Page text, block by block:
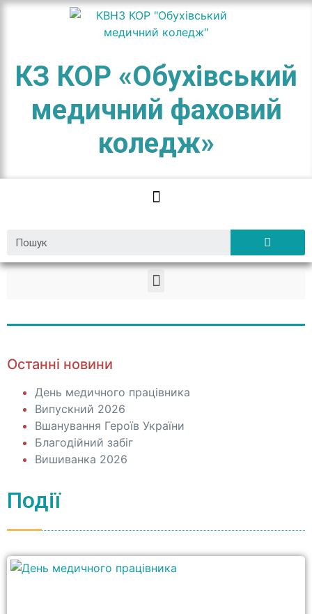
КЗ КОР «Обухівський
медичний фаховий
коледж»
Останні новини
День медичного працівника
Випускний 2026
Вшанування Героїв України
Благодійний забіг
Вишиванка 2026
Події